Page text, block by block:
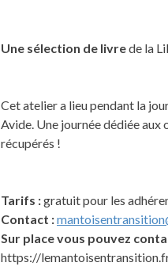
Une sélection de livrede la
Cet atelier a lieu pendant la
Avide. Une journée dédiée
récupérés !
Tarifs :gratuit pour les
Contact :
Sur place vous pouvez
https://